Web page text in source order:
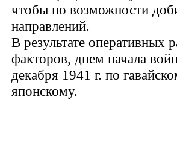
чтобы по возможности
направлений.
В результате оперативных
факторов, днем начала
декабря 1941 г. по
японскому.